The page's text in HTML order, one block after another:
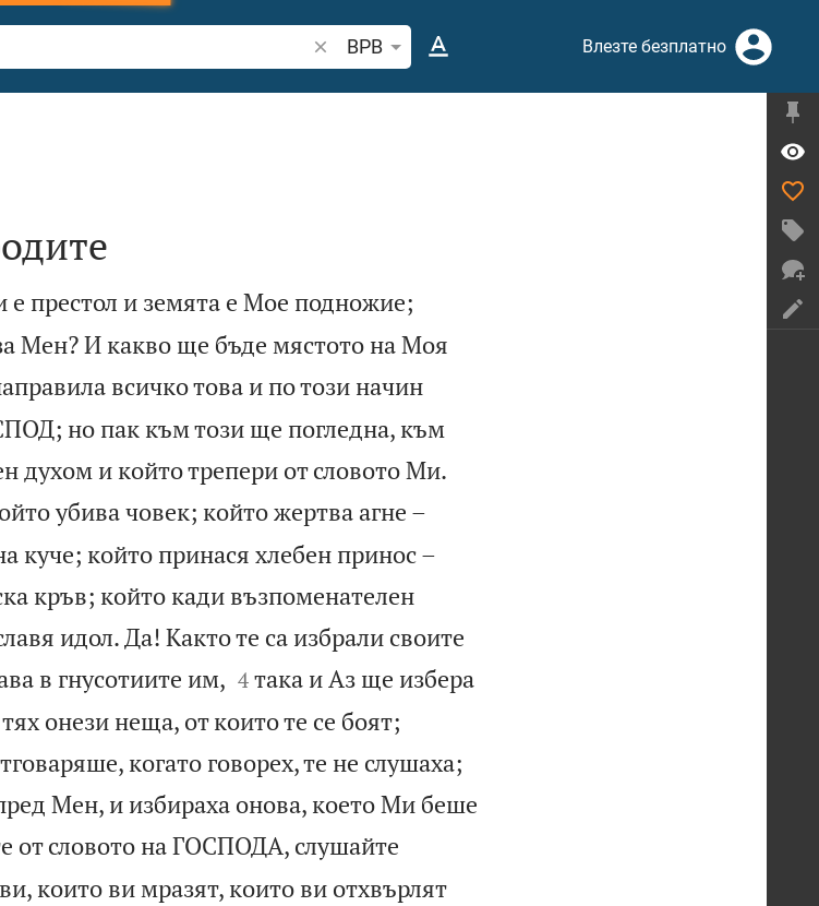
Търсете стих или дума в Библията
BPB Влезте безплатно
престол и земята е Мое подножие;
Мен? И какво ще бъде мястото на Моя
всичко това и по този начин
но пак към този ще погледна, към
духом и който трепери от словото Ми.
убива човек; който жертва агне –
куче; който принася хлебен принос –
кръв; който кади възпоменателен
идол. Да! Както те са избрали своите
в гнусотиите им,
4 така и Аз ще избера
онези неща, от които те се боят;
когато говорех, те не слушаха;
Мен, и избираха онова, което Ми беше
от словото на ГОСПОДА, слушайте
които ви мразят, които ви отхвърлят